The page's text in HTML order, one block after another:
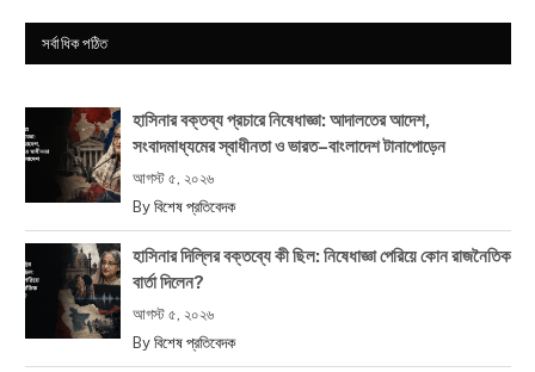
সর্বাধিক পঠিত
হাসিনার বক্তব্য প্রচারে নিষেধাজ্ঞা: আদালতের আদেশ,
সংবাদমাধ্যমের স্বাধীনতা ও ভারত–বাংলাদেশ টানাপোড়েন
আগস্ট ৫, ২০২৬
By বিশেষ প্রতিবেদক
হাসিনার দিল্লির বক্তব্যে কী ছিল: নিষেধাজ্ঞা পেরিয়ে কোন রাজনৈতিক
বার্তা দিলেন?
আগস্ট ৫, ২০২৬
By বিশেষ প্রতিবেদক